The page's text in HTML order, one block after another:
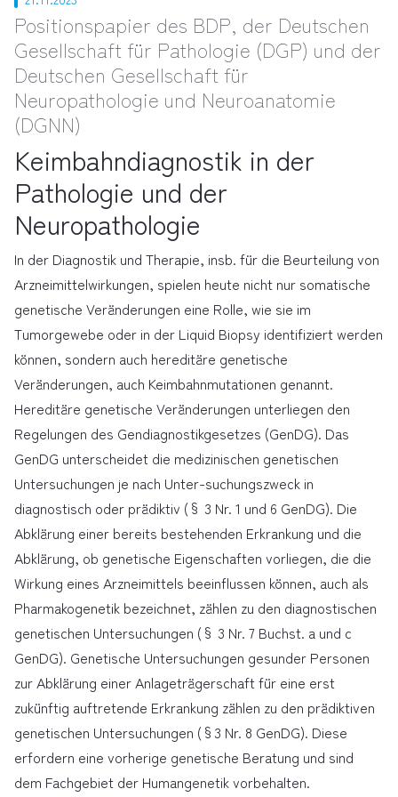
Positionspapier des BDP, der Deutschen
Gesellschaft für Pathologie (DGP) und der
Deutschen Gesellschaft für
Neuropathologie und Neuroanatomie
(DGNN)
Keimbahndiagnostik in der
Pathologie und der
Neuropathologie
In der Diagnostik und Therapie, insb. für die Beurteilung von
Arzneimittelwirkungen, spielen heute nicht nur somatische
genetische Veränderungen eine Rolle, wie sie im
Tumorgewebe oder in der Liquid Biopsy identifiziert werden
können, sondern auch hereditäre genetische
Veränderungen, auch Keimbahnmutationen genannt.
Hereditäre genetische Veränderungen unterliegen den
Regelungen des Gendiagnostikgesetzes (GenDG). Das
GenDG unterscheidet die medizinischen genetischen
Untersuchungen je nach Unter-suchungszweck in
diagnostisch oder prädiktiv (§ 3 Nr. 1 und 6 GenDG). Die
Abklärung einer bereits bestehenden Erkrankung und die
Abklärung, ob genetische Eigenschaften vorliegen, die die
Wirkung eines Arzneimittels beeinflussen können, auch als
Pharmakogenetik bezeichnet, zählen zu den diagnostischen
genetischen Untersuchungen (§ 3 Nr. 7 Buchst. a und c
GenDG). Genetische Untersuchungen gesunder Personen
zur Abklärung einer Anlageträgerschaft für eine erst
zukünftig auftretende Erkrankung zählen zu den prädiktiven
genetischen Untersuchungen (§3 Nr. 8 GenDG). Diese
erfordern eine vorherige genetische Beratung und sind
dem Fachgebiet der Humangenetik vorbehalten.